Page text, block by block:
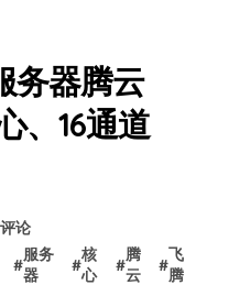
务器腾云
、16通道
论
#
服务
器
#
核
心
#
腾
云
#
飞
腾